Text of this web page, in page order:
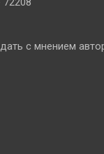
с мнением